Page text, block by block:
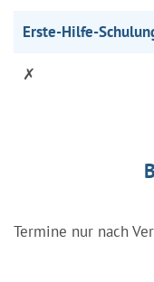
Erste-Hilfe-
✗
Termine nur nach